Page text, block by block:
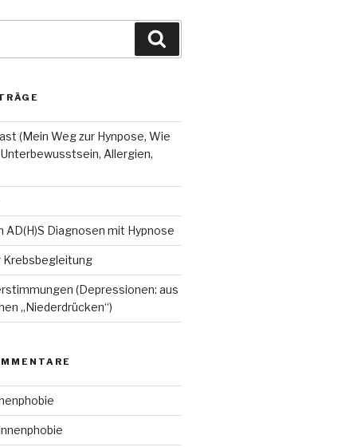
(Mein Weg zur Hynpose, Wie
Allergien,
AD(H)S Diagnosen mit Hypnose
Krebsbegleitung
(Depressionen: aus
„Niederdrücken“)